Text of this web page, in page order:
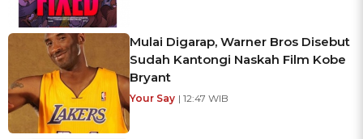
Mulai Digarap, Warner Bros Disebut
Sudah Kantongi Naskah Film Kobe
Bryant
Your Say | 12:47 WIB